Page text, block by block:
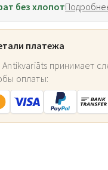
без хлопот
платежа
Antikvariāts принимает
оплаты: